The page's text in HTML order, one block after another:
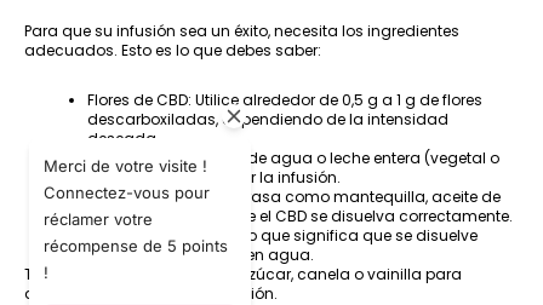
Para que su infusión sea un éxito, necesita los ingredientes
adecuados. Esto es lo que debes saber:
Flores de CBD: Utilice alrededor de 0,5 g a 1 g de flores
descarboxiladas, dependiendo de la intensidad
deseada.
Agua o leche: 250 ml de agua o leche entera (vegetal o
animal) para preparar la infusión.
Grasa: Añade una grasa como mantequilla, aceite de
coco o leche para que el CBD se disuelva correctamente.
El CBD es liposoluble, lo que significa que se disuelve
mejor en grasas que en agua.
También puede añadir miel, azúcar, canela o vainilla para
aromatizar y endulzar su infusión.
Merci de votre visite !
Connectez-vous pour
réclamer votre
récompense de 5 points
!